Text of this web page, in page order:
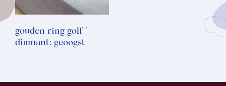
gouden ring golf *
diamant: geoogst